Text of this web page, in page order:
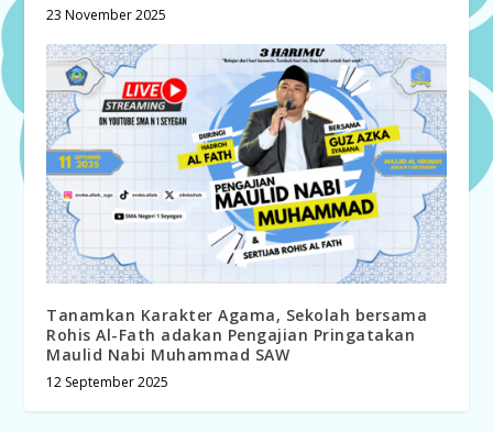
23 November 2025
Tanamkan Karakter Agama, Sekolah bersama
Rohis Al-Fath adakan Pengajian Pringatakan
Maulid Nabi Muhammad SAW
12 September 2025